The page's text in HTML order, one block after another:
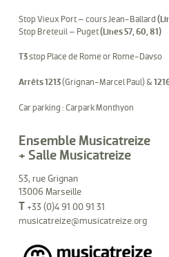
Stop Vieux Port – cours Jean-Ballard
Stop Breteuil – Puget(Lines 57, 60, 81)
T3stop Place de Rome or Rome-Davso
Arrêts 1213(Grignan-Marcel Paul) &
Car parking : Carpark Monthyon
Ensemble Musicatreize
+ Salle Musicatreize
53, rue Grignan
13006 Marseille
T+33 (0)4 91 00 91 31
musicatreize@musicatreize.org